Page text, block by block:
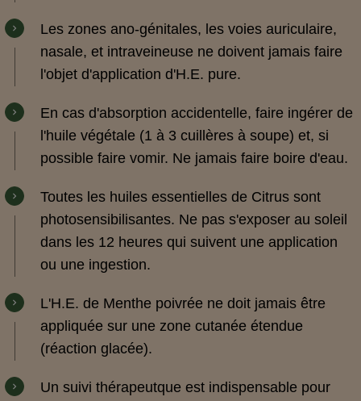
Les zones ano-génitales, les voies auriculaire,
nasale, et intraveineuse ne doivent jamais faire
l'objet d'application d'H.E. pure.
En cas d'absorption accidentelle, faire ingérer de
l'huile végétale (1 à 3 cuillères à soupe) et, si
possible faire vomir. Ne jamais faire boire d'eau.
Toutes les huiles essentielles de Citrus sont
photosensibilisantes. Ne pas s'exposer au soleil
dans les 12 heures qui suivent une application
ou une ingestion.
L'H.E. de Menthe poivrée ne doit jamais être
appliquée sur une zone cutanée étendue
(réaction glacée).
Un suivi thérapeutque est indispensable pour